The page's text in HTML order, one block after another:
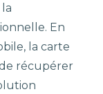
En
la carte
récupérer